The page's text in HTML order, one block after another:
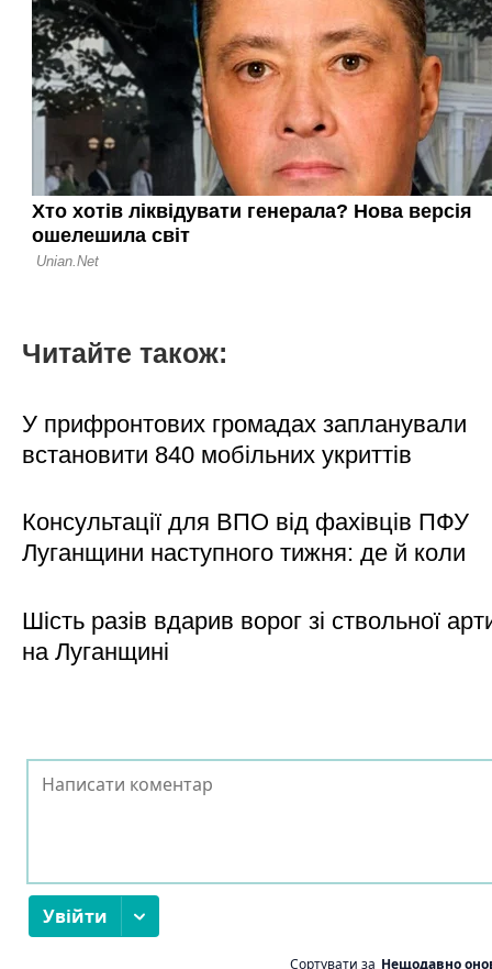
Читайте також:
У прифронтових громадах запланували
встановити 840 мобільних укриттів
Консультації для ВПО від фахівців ПФУ
Луганщини наступного тижня: де й коли
Шість разів вдарив ворог зі ствольної
на Луганщині